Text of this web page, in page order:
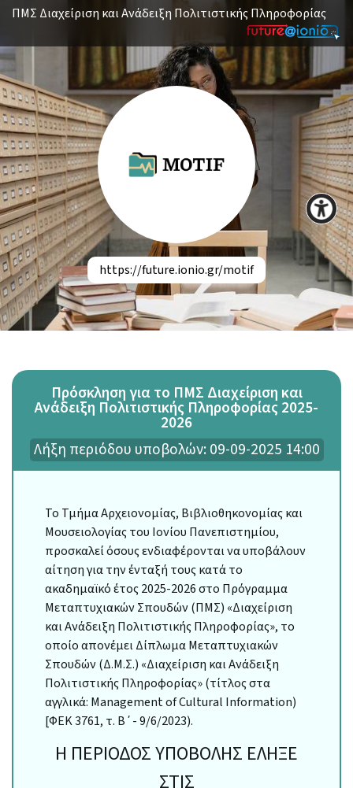
ΠΜΣ Διαχείριση και Ανάδειξη Πολιτιστικής Πληροφορίας
https://future.ionio.gr/motif
Πρόσκληση για το ΠΜΣ Διαχείριση και
Ανάδειξη Πολιτιστικής Πληροφορίας 2025-
2026
Λήξη περιόδου υποβολών: 09-09-2025 14:00
Το Τμήμα Αρχειονομίας, Βιβλιοθηκονομίας και
Μουσειολογίας του Ιονίου Πανεπιστημίου,
προσκαλεί όσους ενδιαφέρονται να υποβάλουν
αίτηση για την ένταξή τους κατά το
ακαδημαϊκό έτος 2025-2026 στο Πρόγραμμα
Μεταπτυχιακών Σπουδών (ΠΜΣ) «Διαχείριση
και Ανάδειξη Πολιτιστικής Πληροφορίας», το
οποίο απονέμει Δίπλωμα Μεταπτυχιακών
Σπουδών (Δ.Μ.Σ.) «Διαχείριση και Ανάδειξη
Πολιτιστικής Πληροφορίας» (τίτλος στα
αγγλικά: Management of Cultural Information)
[ΦΕΚ 3761, τ. Β΄- 9/6/2023).
Η ΠΕΡΙΟΔΟΣ ΥΠΟΒΟΛΗΣ ΕΛΗΞΕ
ΣΤΙΣ